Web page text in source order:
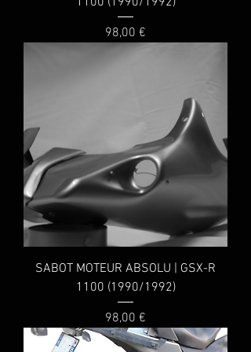
Prix
98,00 €
SABOT MOTEUR ABSOLU | GSX-R
1100 (1990/1992)
Prix
98,00 €